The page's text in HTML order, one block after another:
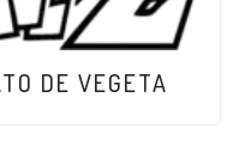
DE VEGETA